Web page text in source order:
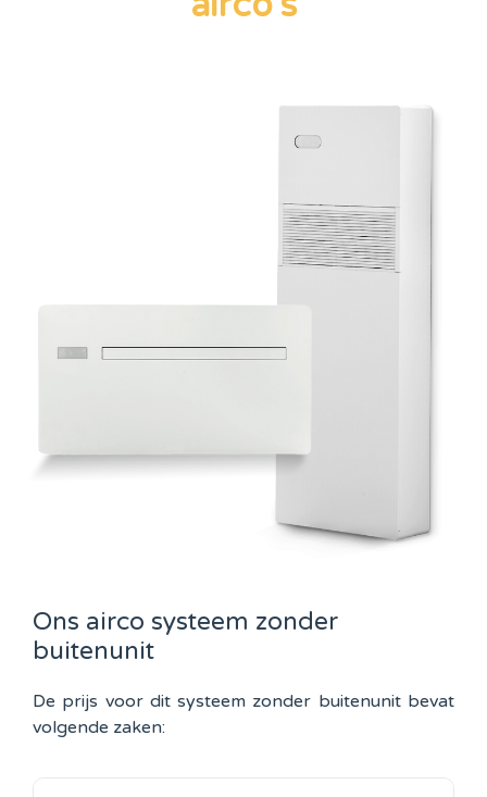
Ons airco systeem zonder
buitenunit
De prijs voor dit systeem zonder buitenunit bevat
volgende zaken: